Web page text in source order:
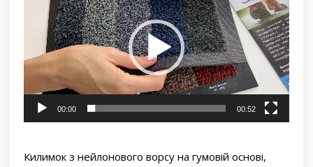
00:00 00:52
Килимок з нейлонового ворсу на гумовій основі,